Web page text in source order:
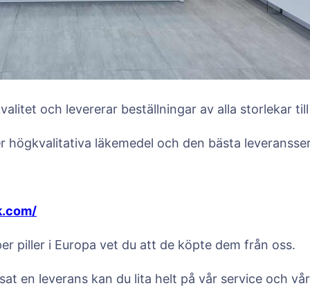
och levererar beställningar av alla storlekar
högkvalitativa läkemedel och den bästa
piller i Europa vet du att de köpte dem från oss.
en leverans kan du lita helt på vår service och